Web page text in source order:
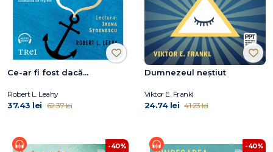
Ce-ar fi fost dacă...
Robert L. Leahy
37.43 lei 62.37 lei
Dumnezeul neștiut
Viktor E. Frankl
24.74 lei 41.23 lei
-40% -40%